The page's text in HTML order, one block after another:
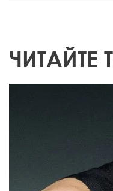
Линда
встающая с